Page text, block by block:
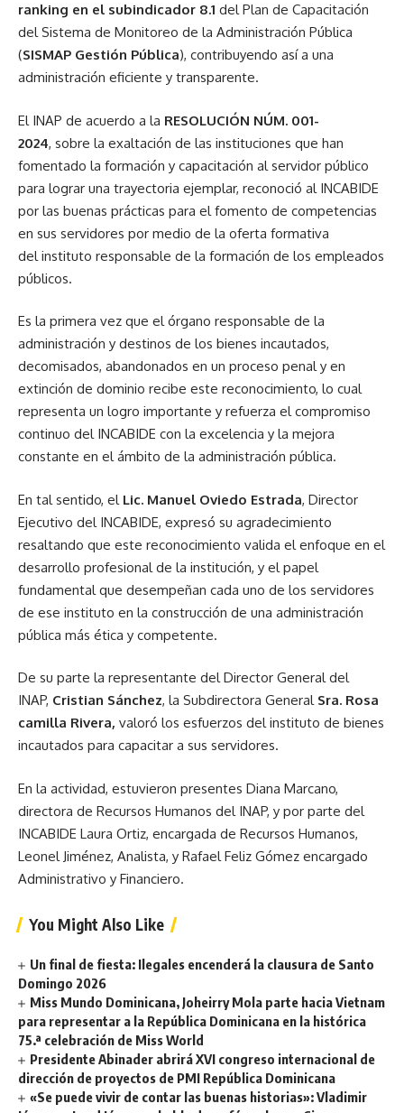
ranking en el subindicador 8.1 del Plan de Capacitación
del Sistema de Monitoreo de la Administración Pública
(SISMAP Gestión Pública), contribuyendo así a una
administración eficiente y transparente.
El INAP de acuerdo a la RESOLUCIÓN NÚM. 001-
2024, sobre la exaltación de las instituciones que han
fomentado la formación y capacitación al servidor público
para lograr una trayectoria ejemplar, reconoció al INCABIDE
por las buenas prácticas para el fomento de competencias
en sus servidores por medio de la oferta formativa
del instituto responsable de la formación de los empleados
públicos.
Es la primera vez que el órgano responsable de la
administración y destinos de los bienes incautados,
decomisados, abandonados en un proceso penal y en
extinción de dominio recibe este reconocimiento, lo cual
representa un logro importante y refuerza el compromiso
continuo del INCABIDE con la excelencia y la mejora
constante en el ámbito de la administración pública.
En tal sentido, el Lic. Manuel Oviedo Estrada, Director
Ejecutivo del INCABIDE, expresó su agradecimiento
resaltando que este reconocimiento valida el enfoque en el
desarrollo profesional de la institución, y el papel
fundamental que desempeñan cada uno de los servidores
de ese instituto en la construcción de una administración
pública más ética y competente.
De su parte la representante del Director General del
INAP, Cristian Sánchez, la Subdirectora General Sra. Rosa
camilla Rivera, valoró los esfuerzos del instituto de bienes
incautados para capacitar a sus servidores.
En la actividad, estuvieron presentes Diana Marcano,
directora de Recursos Humanos del INAP, y por parte del
INCABIDE Laura Ortiz, encargada de Recursos Humanos,
Leonel Jiménez, Analista, y Rafael Feliz Gómez encargado
Administrativo y Financiero.
You Might Also Like
Un final de fiesta: Ilegales encenderá la clausura de Santo
Domingo 2026
Miss Mundo Dominicana, Joheirry Mola parte hacia Vietnam
para representar a la República Dominicana en la histórica
75.ª celebración de Miss World
Presidente Abinader abrirá XVI congreso internacional de
dirección de proyectos de PMI República Dominicana
«Se puede vivir de contar las buenas historias»: Vladimir